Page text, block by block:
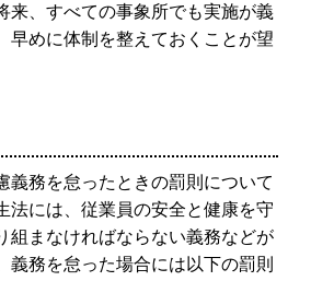
来、すべての事象所でも実施が義
早めに体制を整えておくことが望
務を怠ったときの罰則について
法には、従業員の安全と健康を守
組まなければならない義務などが
義務を怠った場合には以下の罰則